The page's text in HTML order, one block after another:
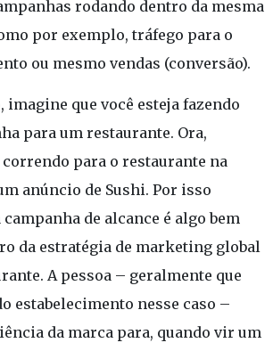
rodando dentro da mesma
por exemplo, tráfego para o
ou mesmo vendas (conversão).
imagine que você esteja fazendo
para um restaurante. Ora,
para o restaurante na
anúncio de Sushi. Por isso
de alcance é algo bem
da estratégia de marketing global
A pessoa – geralmente que
estabelecimento nesse caso –
da marca para, quando vir um